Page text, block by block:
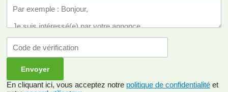
En cliquant ici, vous acceptez notre politique de confidentialité et